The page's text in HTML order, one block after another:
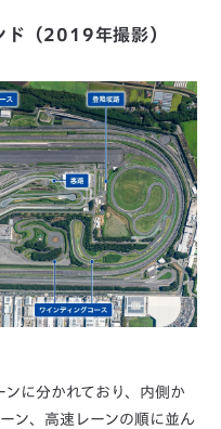
ド（2019年撮影）
に分かれており、内側か
ン、高速レーンの順に並ん